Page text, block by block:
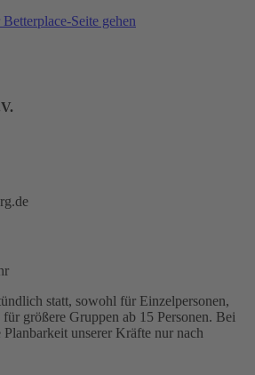
Seite gehen
statt, sowohl für Einzelpersonen,
größere Gruppen ab 15 Personen. Bei
Planbarkeit unserer Kräfte nur nach